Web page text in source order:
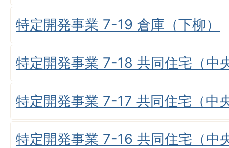
特定開発事業 7-19 倉庫（下柳）
特定開発事業 7-18 共同住宅（中
特定開発事業 7-17 共同住宅（中
特定開発事業 7-16 共同住宅（中